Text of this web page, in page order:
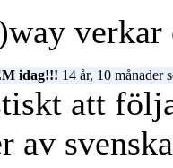
verkar
idag!!! 14 år, 10 månader
att
av